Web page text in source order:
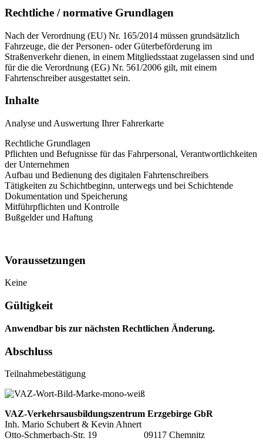
Rechtliche / normative Grundlagen
Nach der Verordnung (EU) Nr. 165/2014 müssen grundsätzlich
Fahrzeuge, die der Personen- oder Güterbeförderung im
Straßenverkehr dienen, in einem Mitgliedsstaat zugelassen sind und
für die die Verordnung (EG) Nr. 561/2006 gilt, mit einem
Fahrtenschreiber ausgestattet sein.
Inhalte
Analyse und Auswertung Ihrer Fahrerkarte
Rechtliche Grundlagen
Pflichten und Befugnisse für das Fahrpersonal, Verantwortlichkeiten
der Unternehmen
Aufbau und Bedienung des digitalen Fahrtenschreibers
Tätigkeiten zu Schichtbeginn, unterwegs und bei Schichtende
Dokumentation und Speicherung
Mitführpflichten und Kontrolle
Bußgelder und Haftung
Voraussetzungen
Keine
Gültigkeit
Anwendbar bis zur nächsten Rechtlichen Änderung.
Abschluss
Teilnahmebestätigung
VAZ-Verkehrsausbildungszentrum Erzgebirge GbR
Inh. Mario Schubert & Kevin Ahnert
Otto-Schmerbach-Str. 19 09117 Chemnitz